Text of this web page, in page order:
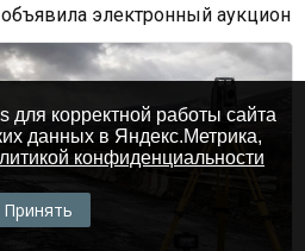
электронный аукцион
для корректной работы сайта
данных в Яндекс.Метрика,
конфиденциальности
Принять